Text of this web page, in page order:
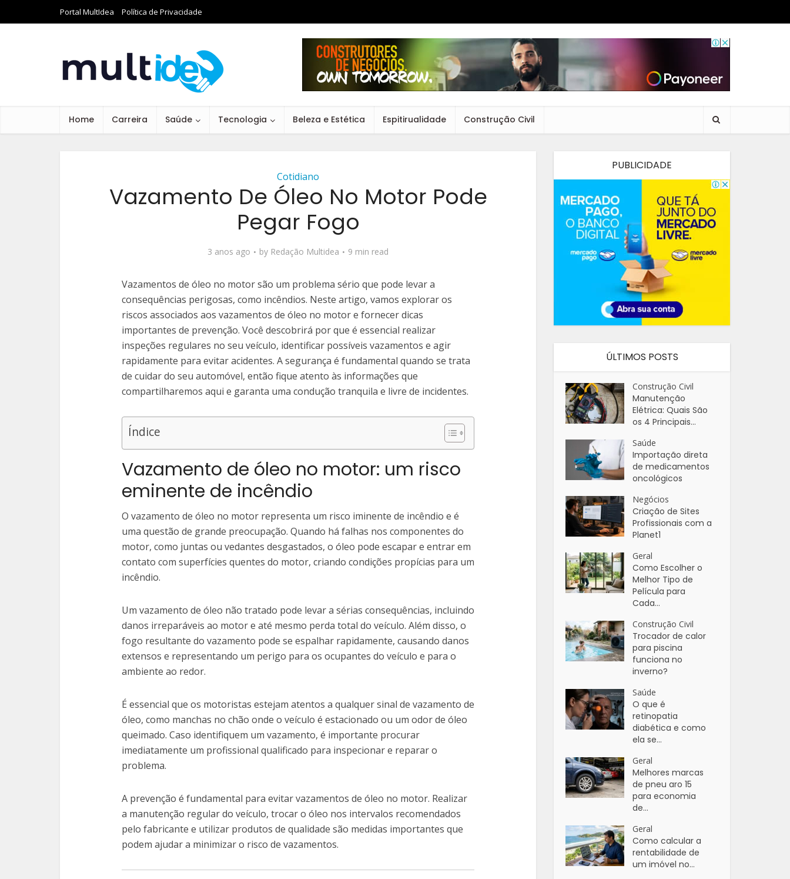
Portal MultIdea Política de Privacidade
Home Carreira Saúde Tecnologia Beleza e Estética Espitirualidade Construção Civil
Cotidiano
Vazamento De Óleo No Motor Pode
Pegar Fogo
3 anos ago by Redação Multidea 9 min read
Vazamentos de óleo no motor são um problema sério que pode levar a
consequências perigosas, como incêndios. Neste artigo, vamos explorar os
riscos associados aos vazamentos de óleo no motor e fornecer dicas
importantes de prevenção. Você descobrirá por que é essencial realizar
inspeções regulares no seu veículo, identificar possíveis vazamentos e agir
rapidamente para evitar acidentes. A segurança é fundamental quando se trata
de cuidar do seu automóvel, então fique atento às informações que
compartilharemos aqui e garanta uma condução tranquila e livre de incidentes.
Índice
Vazamento de óleo no motor: um risco
eminente de incêndio
O vazamento de óleo no motor representa um risco iminente de incêndio e é
uma questão de grande preocupação. Quando há falhas nos componentes do
motor, como juntas ou vedantes desgastados, o óleo pode escapar e entrar em
contato com superfícies quentes do motor, criando condições propícias para um
incêndio.
Um vazamento de óleo não tratado pode levar a sérias consequências, incluindo
danos irreparáveis ao motor e até mesmo perda total do veículo. Além disso, o
fogo resultante do vazamento pode se espalhar rapidamente, causando danos
extensos e representando um perigo para os ocupantes do veículo e para o
ambiente ao redor.
É essencial que os motoristas estejam atentos a qualquer sinal de vazamento de
óleo, como manchas no chão onde o veículo é estacionado ou um odor de óleo
queimado. Caso identifiquem um vazamento, é importante procurar
imediatamente um profissional qualificado para inspecionar e reparar o
problema.
A prevenção é fundamental para evitar vazamentos de óleo no motor. Realizar
a manutenção regular do veículo, trocar o óleo nos intervalos recomendados
pelo fabricante e utilizar produtos de qualidade são medidas importantes que
podem ajudar a minimizar o risco de vazamentos.
PUBLICIDADE
ÚLTIMOS POSTS
Construção Civil
Manutenção
Elétrica: Quais São
os 4 Principais...
Saúde
Importação direta
de medicamentos
oncológicos
Negócios
Criação de Sites
Profissionais com a
Planet1
Geral
Como Escolher o
Melhor Tipo de
Película para
Cada...
Construção Civil
Trocador de calor
para piscina
funciona no
inverno?
Saúde
O que é
retinopatia
diabética e como
ela se...
Geral
Melhores marcas
de pneu aro 15
para economia
de...
Geral
Como calcular a
rentabilidade de
um imóvel no...